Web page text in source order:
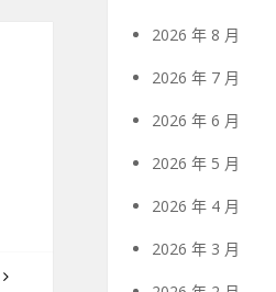
2026 年 8 月
2026 年 7 月
2026 年 6 月
2026 年 5 月
2026 年 4 月
2026 年 3 月